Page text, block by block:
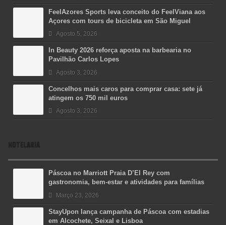
FeelAzores Sports leva conceito do FeelViana aos
Açores com tours de bicicleta em São Miguel
Agosto 5, 2026
In Beauty 2026 reforça aposta na barbearia no
Pavilhão Carlos Lopes
Agosto 3, 2026
Concelhos mais caros para comprar casa: sete já
atingem os 750 mil euros
Agosto 3, 2026
HOTELARIA
Páscoa no Marriott Praia D’El Rey com
gastronomia, bem-estar e atividades para famílias
Março 23, 2026
StayUpon lança campanha de Páscoa com estadias
em Alcochete, Seixal e Lisboa